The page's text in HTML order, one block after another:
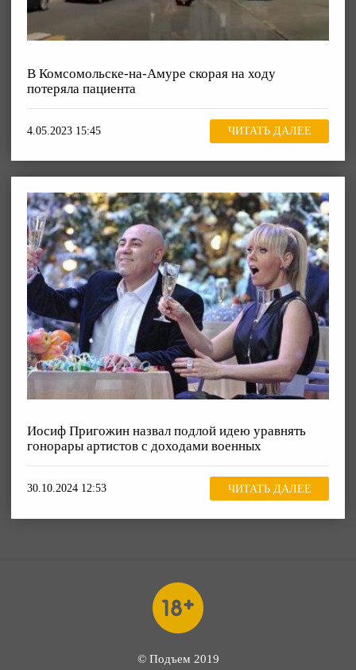
В Комсомольске-на-Амуре скорая на ходу
потеряла пациента
4.05.2023 15:45 ЧИТАТЬ ДАЛЕЕ
Иосиф Пригожин назвал подлой идею уравнять
гонорары артистов с доходами военных
30.10.2024 12:53 ЧИТАТЬ ДАЛЕЕ
© Подъем 2019